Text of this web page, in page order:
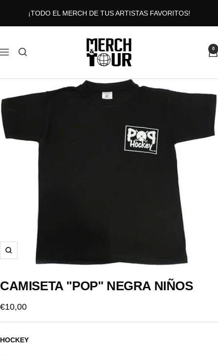
contenido
¡TODO EL MERCH DE TUS ARTISTAS FAVORITOS!
Navigación
MERCHANDTOUR
0
Zoom
CAMISETA "POP" NEGRA NIÑOS
Precio
de
venta
€10,00
HOCKEY